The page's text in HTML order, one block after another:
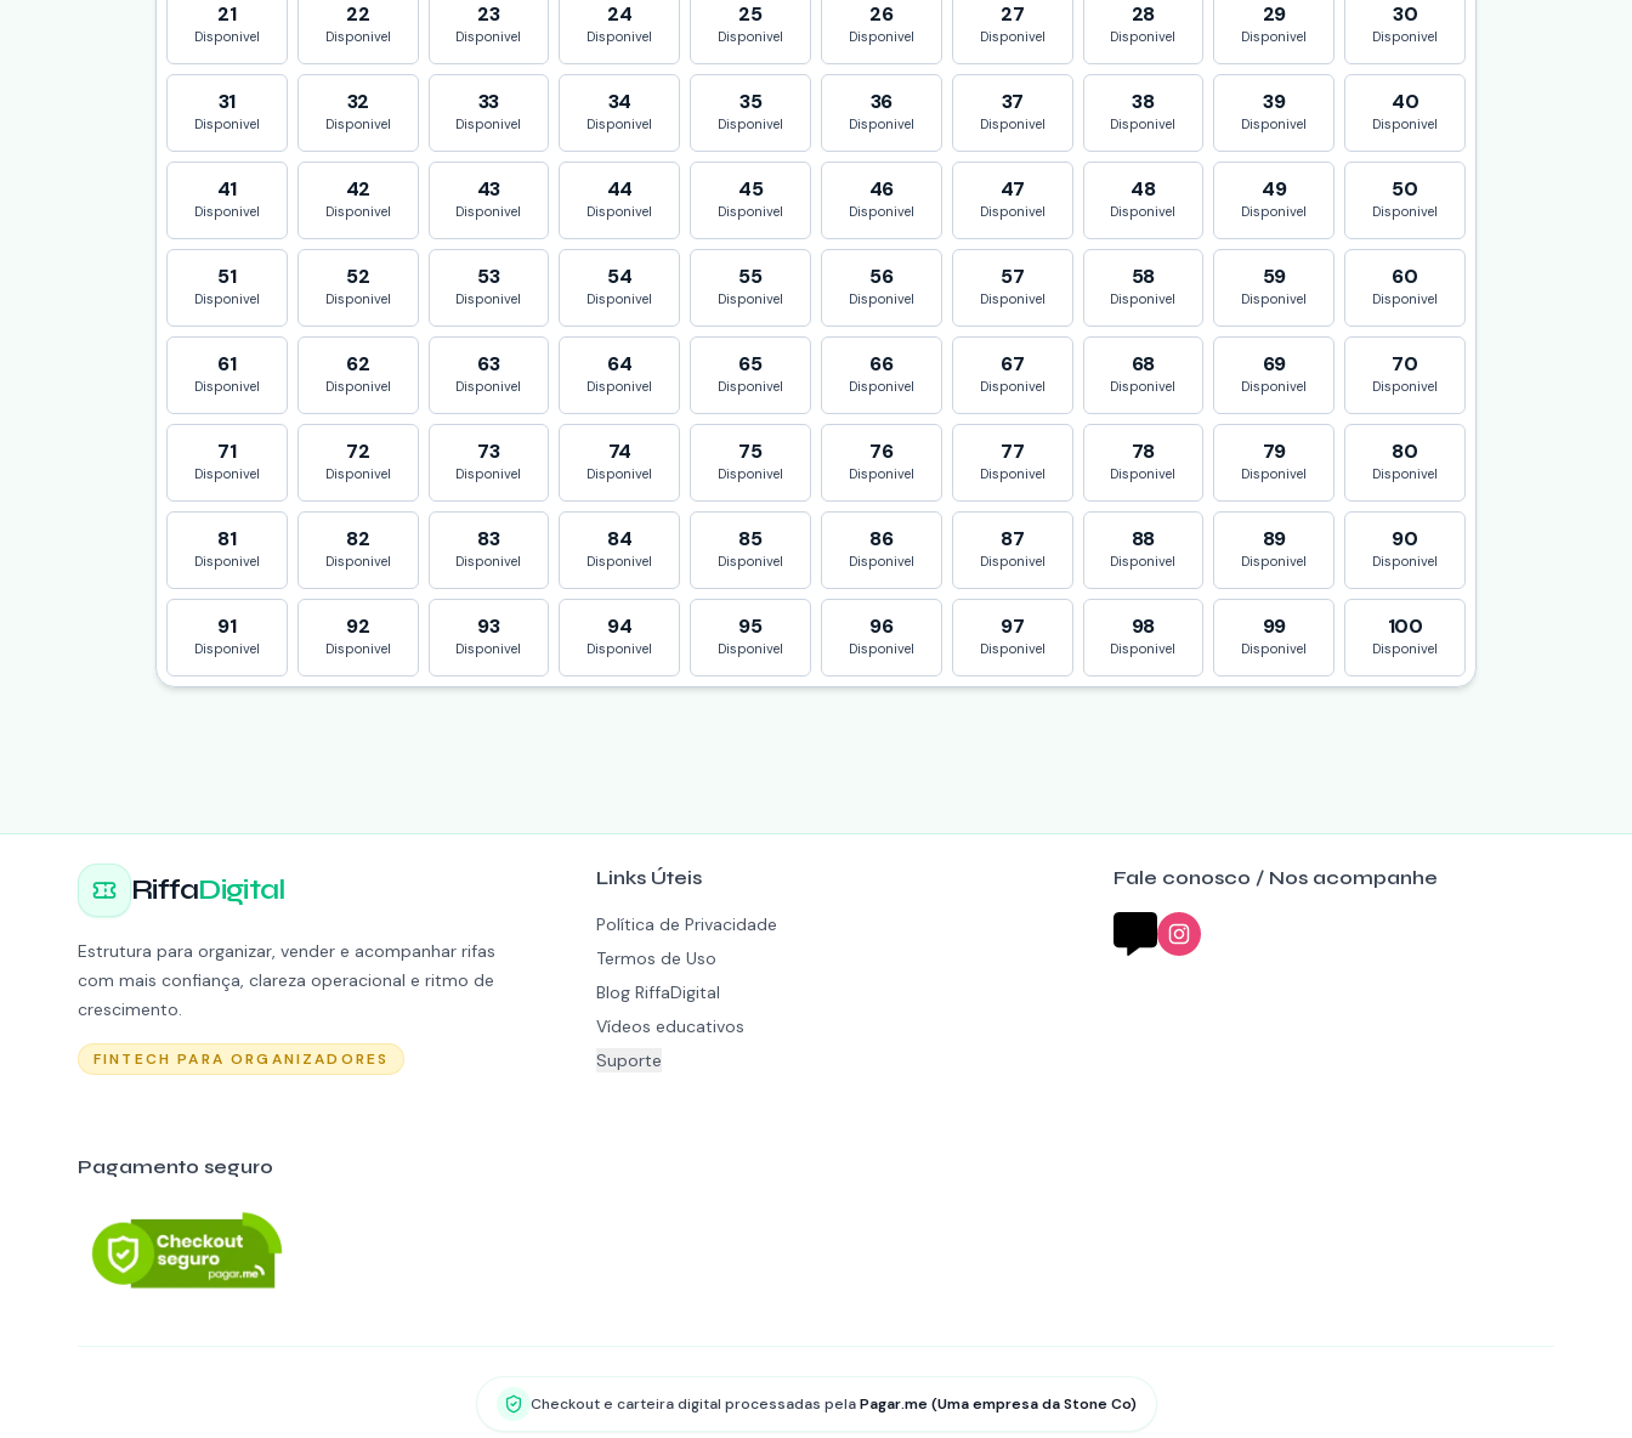
21
Disponivel
22
Disponivel
23
Disponivel
24
Disponivel
25
Disponivel
26
Disponivel
27
Disponivel
28
Disponivel
29
Disponivel
30
Disponivel
31
Disponivel
32
Disponivel
33
Disponivel
34
Disponivel
35
Disponivel
36
Disponivel
37
Disponivel
38
Disponivel
39
Disponivel
40
Disponivel
41
Disponivel
42
Disponivel
43
Disponivel
44
Disponivel
45
Disponivel
46
Disponivel
47
Disponivel
48
Disponivel
49
Disponivel
50
Disponivel
51
Disponivel
52
Disponivel
53
Disponivel
54
Disponivel
55
Disponivel
56
Disponivel
57
Disponivel
58
Disponivel
59
Disponivel
60
Disponivel
61
Disponivel
62
Disponivel
63
Disponivel
64
Disponivel
65
Disponivel
66
Disponivel
67
Disponivel
68
Disponivel
69
Disponivel
70
Disponivel
71
Disponivel
72
Disponivel
73
Disponivel
74
Disponivel
75
Disponivel
76
Disponivel
77
Disponivel
78
Disponivel
79
Disponivel
80
Disponivel
81
Disponivel
82
Disponivel
83
Disponivel
84
Disponivel
85
Disponivel
86
Disponivel
87
Disponivel
88
Disponivel
89
Disponivel
90
Disponivel
91
Disponivel
92
Disponivel
93
Disponivel
94
Disponivel
95
Disponivel
96
Disponivel
97
Disponivel
98
Disponivel
99
Disponivel
100
Disponivel
RiffaDigital
Estrutura para organizar, vender e acompanhar rifas
com mais confiança, clareza operacional e ritmo de
crescimento.
FINTECH PARA ORGANIZADORES
Links Úteis
Política de Privacidade
Termos de Uso
Blog RiffaDigital
Vídeos educativos
Suporte
Fale conosco / Nos acompanhe
Pagamento seguro
Checkout e carteira digital processadas pela Pagar.me (Uma empresa da Stone Co)